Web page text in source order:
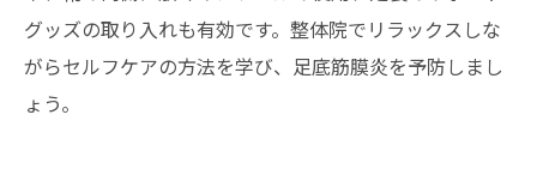
グッズの取り入れも有効です。整体院でリラックスしな
がらセルフケアの方法を学び、足底筋膜炎を予防しまし
ょう。